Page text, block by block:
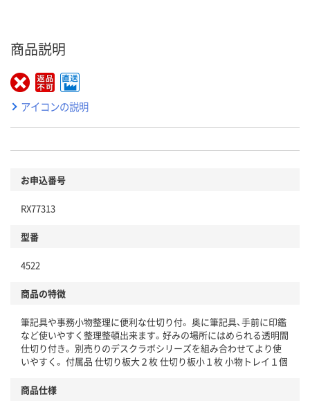
商品説明
アイコンの説明
お申込番号
RX77313
型番
4522
商品の特徴
筆記具や事務小物整理に便利な仕切り付。 奥に筆記具、手前に印鑑
など使いやすく整理整頓出来ます。好みの場所にはめられる透明間
仕切り付き。 別売りのデスクラボシリーズを組み合わせてより使
いやすく。 付属品 仕切り板大２枚 仕切り板小１枚 小物トレイ１個
商品仕様